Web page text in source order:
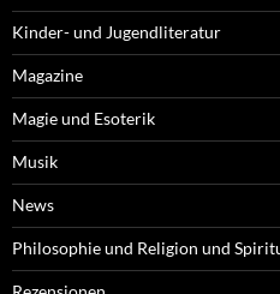
Kinder- und Jugendliteratur
Magazine
Magie und Esoterik
Musik
News
Philosophie und Religion und